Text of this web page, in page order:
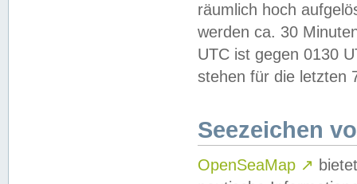
räumlich hoch
werden ca. 30
UTC ist gegen 0130
stehen für die letzten
Seezeichen
OpenSeaMap ↗